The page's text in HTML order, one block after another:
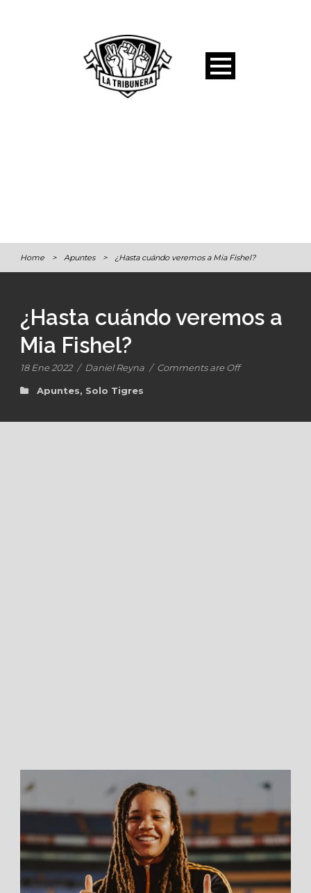
Home > Apuntes > ¿Hasta cuándo veremos a Mia Fishel?
¿Hasta cuándo veremos a
Mia Fishel?
18 Ene 2022 / Daniel Reyna / Comments are Off
Apuntes, Solo Tigres